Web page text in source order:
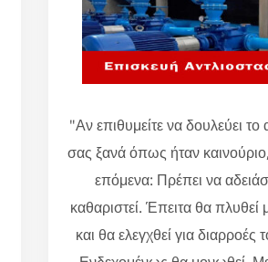
"Αν επιθυμείτε να δουλεύει το
σας ξανά όπως ήταν
επόμενα: Πρέπει να
καθαριστεί. Έπειτα θα
και θα ελεγχθεί για διαρροές